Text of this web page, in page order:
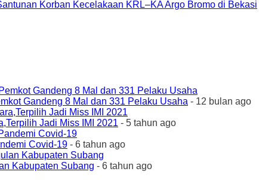
Korban Kecelakaan KRL–KA Argo Bromo di Bekasi
Gandeng 8 Mal dan 331 Pelaku Usaha - 12 bulan ago
Jadi Miss IMI 2021 - 5 tahun ago
Covid-19 - 6 tahun ago
Kabupaten Subang - 6 tahun ago